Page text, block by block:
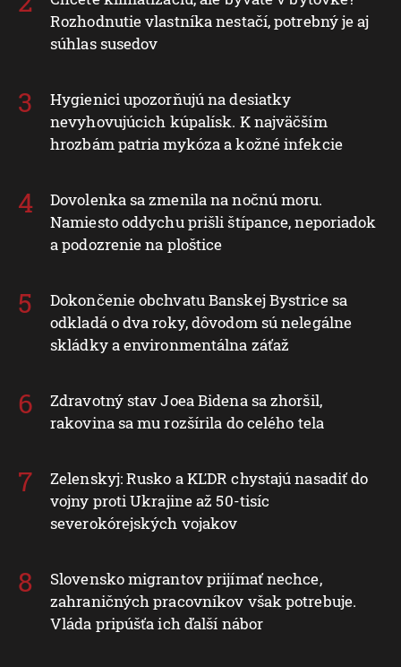
Rozhodnutie vlastníka nestačí, potrebný je aj
súhlas susedov
Hygienici upozorňujú na desiatky
nevyhovujúcich kúpalísk. K najväčším
hrozbám patria mykóza a kožné infekcie
Dovolenka sa zmenila na nočnú moru.
Namiesto oddychu prišli štípance, neporiadok
a podozrenie na ploštice
Dokončenie obchvatu Banskej Bystrice sa
odkladá o dva roky, dôvodom sú nelegálne
skládky a environmentálna záťaž
Zdravotný stav Joea Bidena sa zhoršil,
rakovina sa mu rozšírila do celého tela
Zelenskyj: Rusko a KĽDR chystajú nasadiť do
vojny proti Ukrajine až 50-tisíc
severokórejských vojakov
Slovensko migrantov prijímať nechce,
zahraničných pracovníkov však potrebuje.
Vláda pripúšťa ich ďalší nábor